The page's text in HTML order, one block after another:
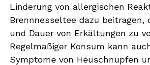
Linderung von allergischen
Brennnesseltee dazu
und Dauer von Erkältungen zu
Regelmäßiger Konsum kann
Symptome von Heuschnupfen